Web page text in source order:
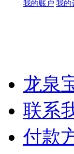
我的账户 我的
龙泉
联系
付款